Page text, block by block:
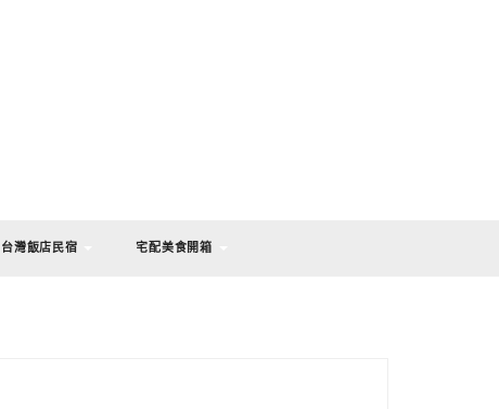
台灣飯店民宿 宅配美食開箱